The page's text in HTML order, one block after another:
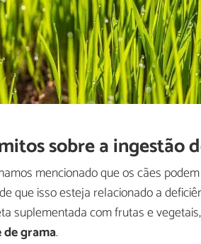
sobre a ingestão
mencionado que os cães
que isso esteja relacionado a
suplementada com frutas e vegetais,
grama.